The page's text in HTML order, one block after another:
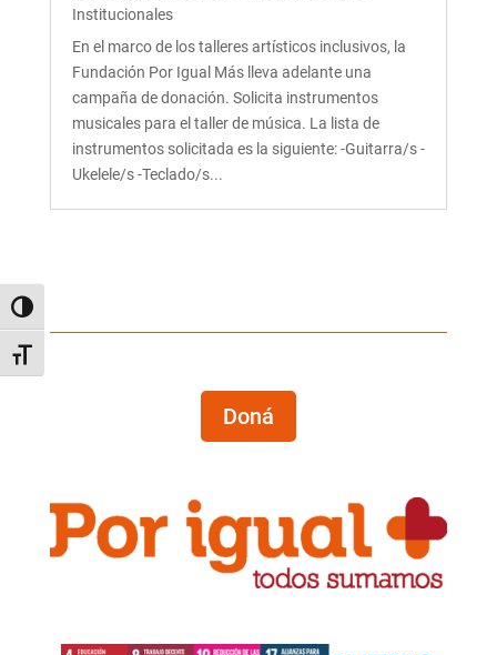
Alternar alto contraste
Alternar tamaño de letra
Institucionales
En el marco de los talleres artísticos inclusivos, la
Fundación Por Igual Más lleva adelante una
campaña de donación. Solicita instrumentos
musicales para el taller de música. La lista de
instrumentos solicitada es la siguiente: -Guitarra/s -
Ukelele/s -Teclado/s...
Doná